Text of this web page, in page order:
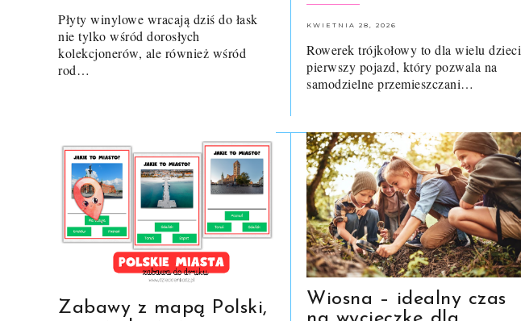
Płyty winylowe wracają dziś do łask
nie tylko wśród dorosłych
kolekcjonerów, ale również wśród
rod…
KWIETNIA 28, 2026
Rowerek trójkołowy to dla wielu dzieci
pierwszy pojazd, który pozwala na
samodzielne przemieszczani…
Zabawy z mapą Polski,
Wiosna – idealny czas